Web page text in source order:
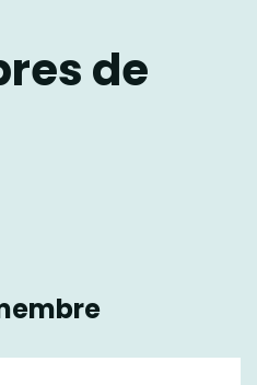
de